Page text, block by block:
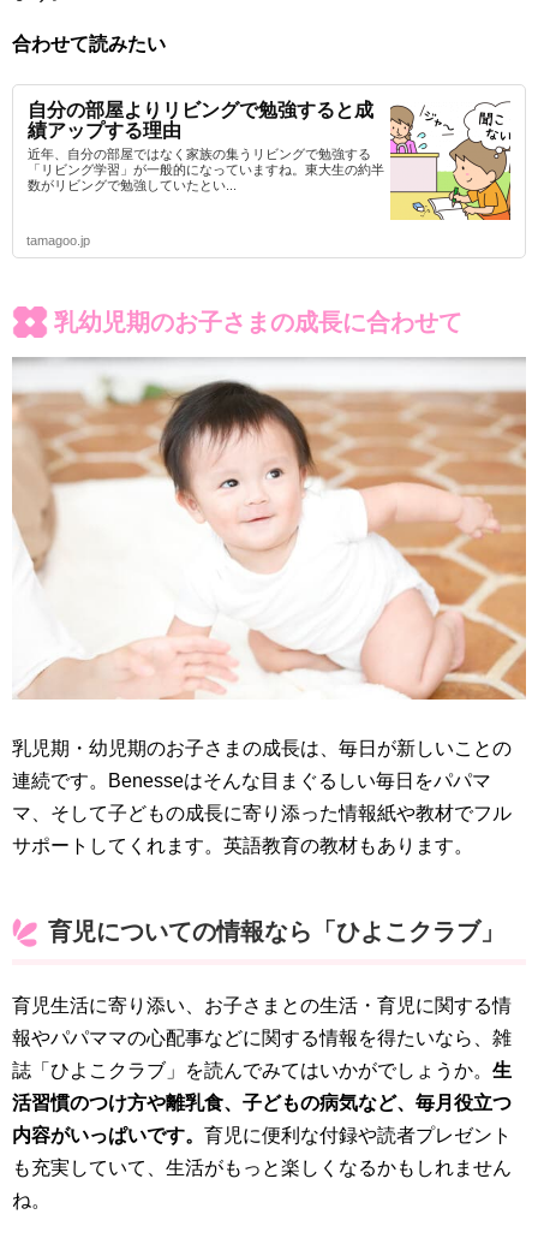
合わせて読みたい
自分の部屋よりリビングで勉強すると成
績アップする理由
近年、自分の部屋ではなく家族の集うリビングで勉強する
「リビング学習」が一般的になっていますね。東大生の約半
数がリビングで勉強していたとい...
tamagoo.jp
乳幼児期のお子さまの成長に合わせて
乳児期・幼児期のお子さまの成長は、毎日が新しいことの
連続です。Benesseはそんな目まぐるしい毎日をパパマ
マ、そして子どもの成長に寄り添った情報紙や教材でフル
サポートしてくれます。英語教育の教材もあります。
育児についての情報なら「ひよこクラブ」
育児生活に寄り添い、お子さまとの生活・育児に関する情
報やパパママの心配事などに関する情報を得たいなら、雑
誌「ひよこクラブ」を読んでみてはいかがでしょうか。 生
活習慣のつけ方や離乳食、子どもの病気など、毎月役立つ
内容がいっぱいです。 育児に便利な付録や読者プレゼント
も充実していて、生活がもっと楽しくなるかもしれません
ね。